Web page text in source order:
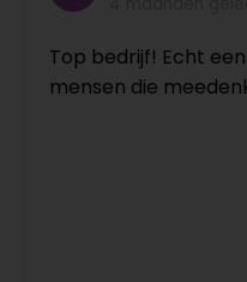
Top bedrijf! Echt
mensen die